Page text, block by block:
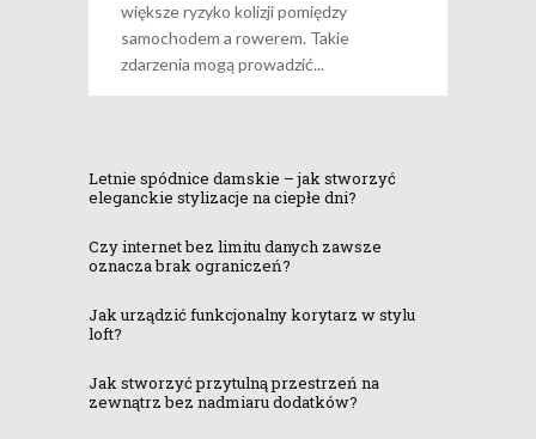
większe ryzyko kolizji pomiędzy
samochodem a rowerem. Takie
zdarzenia mogą prowadzić
Letnie spódnice damskie – jak stworzyć
eleganckie stylizacje na ciepłe dni?
Czy internet bez limitu danych zawsze
oznacza brak ograniczeń?
Jak urządzić funkcjonalny korytarz w stylu
loft?
Jak stworzyć przytulną przestrzeń na
zewnątrz bez nadmiaru dodatków?